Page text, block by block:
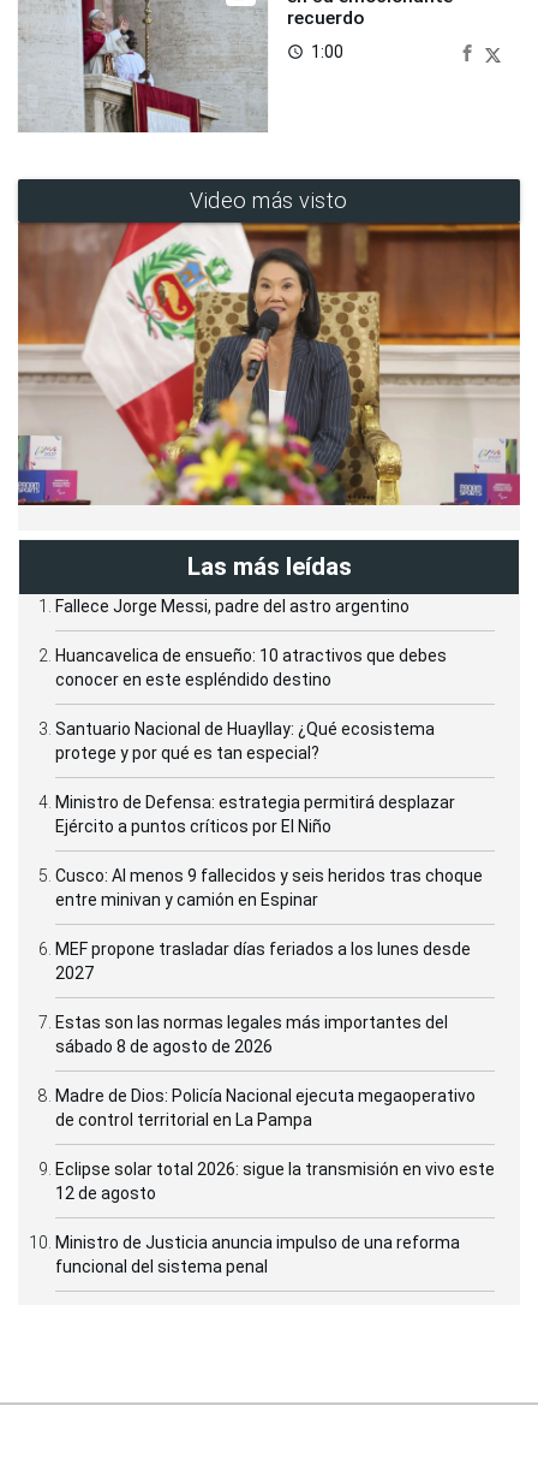
recuerdo
access_time 1:00
Video más visto
Las más leídas
Fallece Jorge Messi, padre del astro argentino
Huancavelica de ensueño: 10 atractivos que debes
conocer en este espléndido destino
Santuario Nacional de Huayllay: ¿Qué ecosistema
protege y por qué es tan especial?
Ministro de Defensa: estrategia permitirá desplazar
Ejército a puntos críticos por El Niño
Cusco: Al menos 9 fallecidos y seis heridos tras choque
entre minivan y camión en Espinar
MEF propone trasladar días feriados a los lunes desde
2027
Estas son las normas legales más importantes del
sábado 8 de agosto de 2026
Madre de Dios: Policía Nacional ejecuta megaoperativo
de control territorial en La Pampa
Eclipse solar total 2026: sigue la transmisión en vivo este
12 de agosto
Ministro de Justicia anuncia impulso de una reforma
funcional del sistema penal